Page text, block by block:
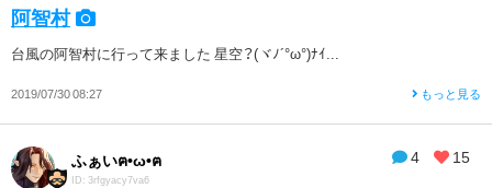
阿智村
台風の阿智村に行って来ました 星空？(ヾﾉ´°ω°)ﾅｲ...
2019/07/30 08:27 もっと見る
4 15
ふぁいฅ•ω•ฅ
ID: 3rfgyacy7va6